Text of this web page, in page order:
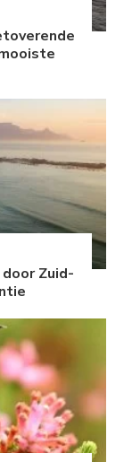
Zuid-